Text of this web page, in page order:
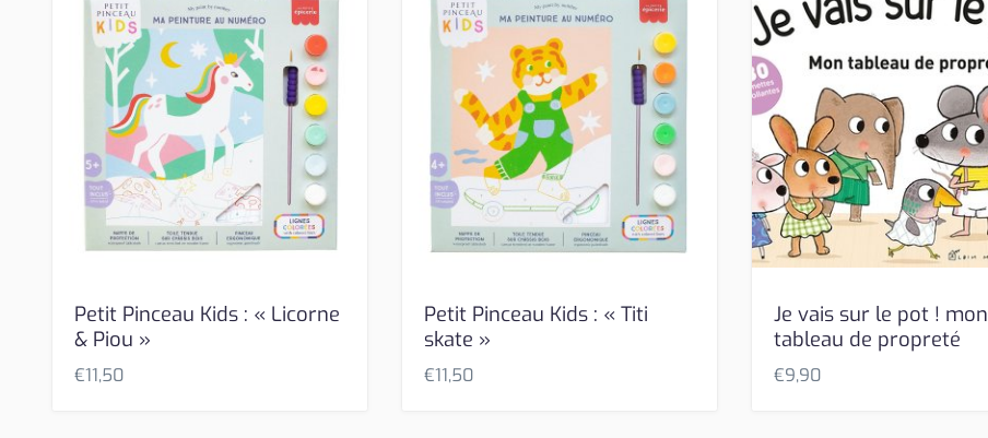
Petit Pinceau Kids : « Licorne
& Piou »
€11,50
Petit Pinceau Kids : « Titi
skate »
€11,50
Je vais sur le pot ! mon
tableau de propreté
€9,90